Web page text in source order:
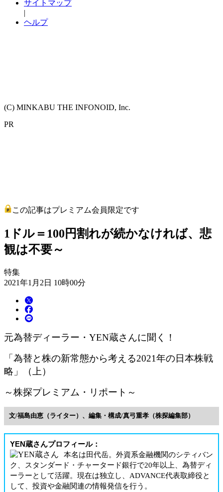
サイトマップ
|
ヘルプ
(C) MINKABU THE INFONOID, Inc.
PR
この記事はプレミアム会員限定です
1ドル＝100円割れが続かなければ、悲
観は不要～
特集
2021年1月2日 10時00分
元為替ディーラー・YEN蔵さんに聞く！
「為替と株の新常態から考える2021年の日本株戦
略」（上）
～株探プレミアム・リポート～
文/福島由恵（ライター）、編集・構成/真弓重孝（株探編集部）
YEN蔵さんプロフィール：
本名は田代岳。外資系金融機関のシティバン
ク、スタンダード・チャータード銀行で20年以上、為替ディ
ーラーとして活躍。現在は独立し、ADVANCE代表取締役と
して、投資や金融関連の情報発信を行う。